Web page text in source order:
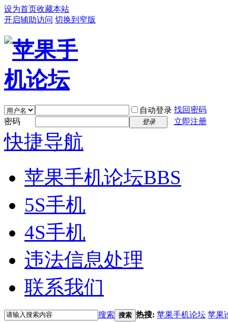
设为首页收藏本站
开启辅助访问 切换到窄版
自动登录 找回密码
密码
登录 立即注册
快捷导航
苹果手机论坛BBS
5S手机
4S手机
违法信息处理
联系我们
搜索 搜索 热搜: 苹果手机论坛 苹果